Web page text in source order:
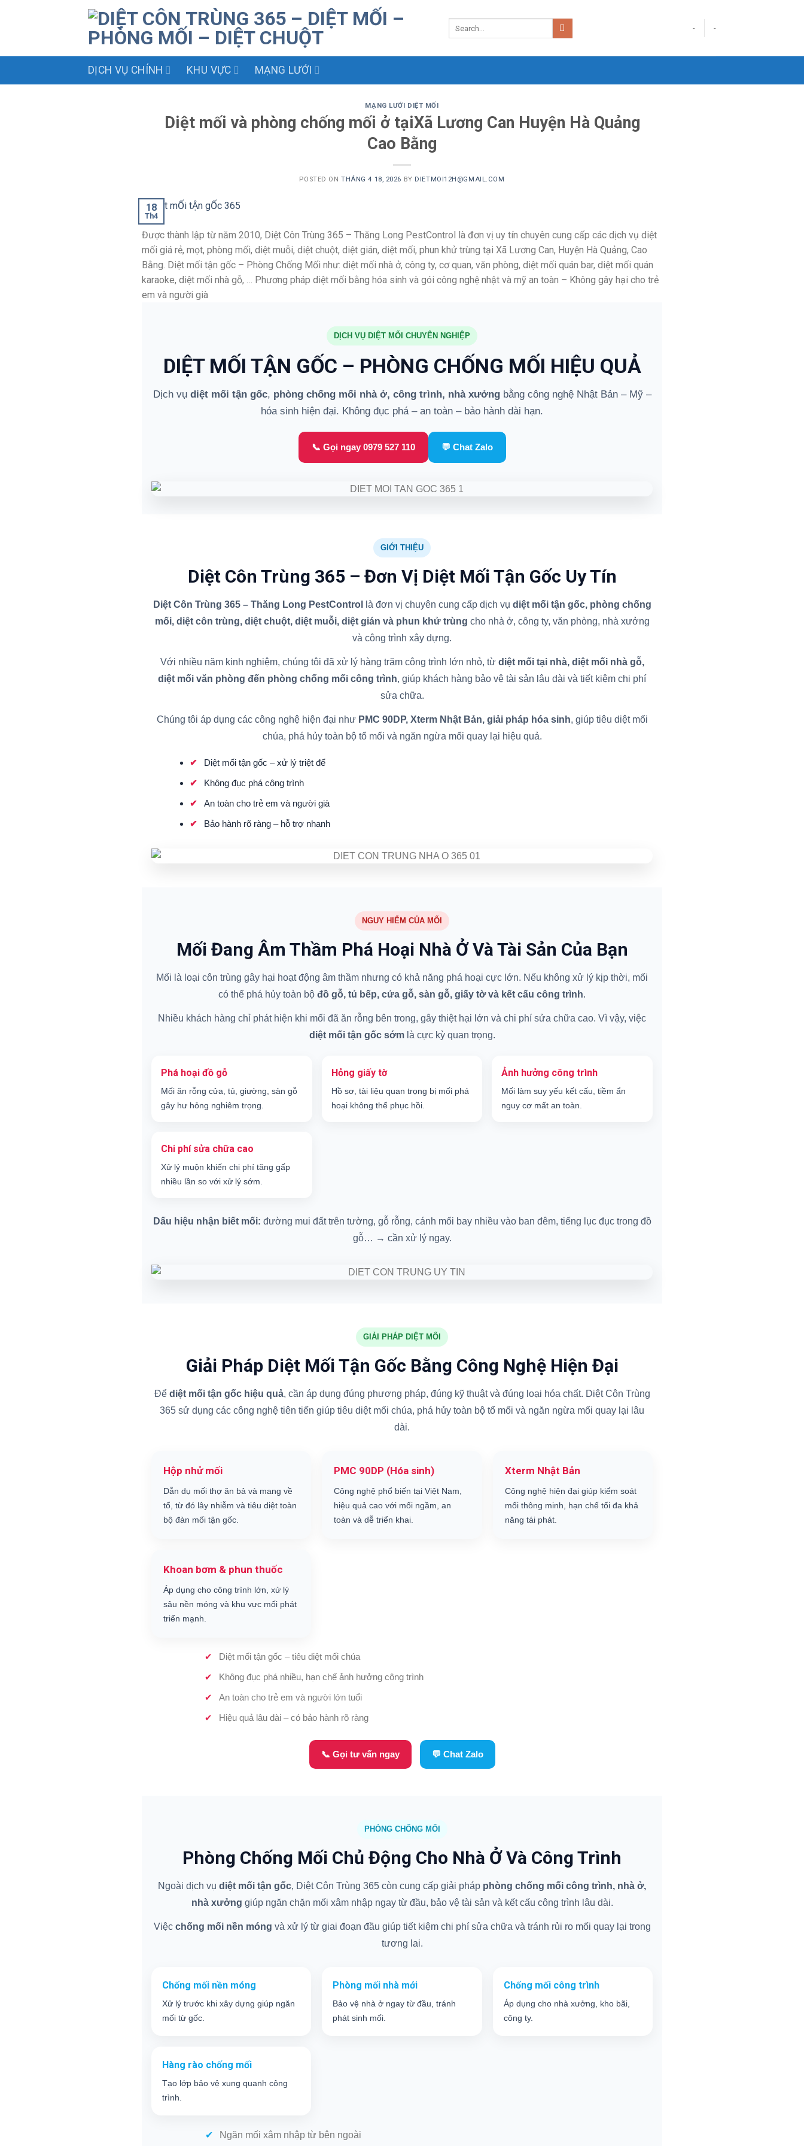
- -
DỊCH VỤ CHÍNH KHU VỰC MẠNG LƯỚI
MẠNG LƯỚI DIỆT MỐI
Diệt mối và phòng chống mối ở tạiXã Lương Can Huyện Hà Quảng
Cao Bằng
POSTED ONTHÁNG 4 18, 2026 BY DIETMOI12H@GMAIL.COM
18
Th4
Được thành lập từ năm 2010, Diệt Côn Trùng 365 – Thăng Long PestControl là đơn vị uy tín chuyên cung cấp các dịch vụ diệt
mối giá rẻ, mọt, phòng mối, diệt muỗi, diệt chuột, diệt gián, diệt mối, phun khử trùng tại Xã Lương Can, Huyện Hà Quảng, Cao
Bằng. Diệt mối tận gốc – Phòng Chống Mối như: diệt mối nhà ở, công ty, cơ quan, văn phòng, diệt mối quán bar, diệt mối quán
karaoke, diệt mối nhà gỗ, … Phương pháp diệt mối bằng hóa sinh và gói công nghệ nhật và mỹ an toàn – Không gây hại cho trẻ
em và người già
DỊCH VỤ DIỆT MỐI CHUYÊN NGHIỆP
DIỆT MỐI TẬN GỐC – PHÒNG CHỐNG MỐI HIỆU QUẢ
Dịch vụ diệt mối tận gốc, phòng chống mối nhà ở, công trình, nhà xưởngbằng công nghệ Nhật Bản – Mỹ –
hóa sinh hiện đại. Không đục phá – an toàn – bảo hành dài hạn.
📞 Gọi ngay 0979 527 110 💬 Chat Zalo
GIỚI THIỆU
Diệt Côn Trùng 365 – Đơn Vị Diệt Mối Tận Gốc Uy Tín
Diệt Côn Trùng 365 – Thăng Long PestControl là đơn vị chuyên cung cấp dịch vụ diệt mối tận gốc, phòng chống
mối, diệt côn trùng, diệt chuột, diệt muỗi, diệt gián và phun khử trùng cho nhà ở, công ty, văn phòng, nhà xưởng
và công trình xây dựng.
Với nhiều năm kinh nghiệm, chúng tôi đã xử lý hàng trăm công trình lớn nhỏ, từ diệt mối tại nhà, diệt mối nhà gỗ,
diệt mối văn phòng đến phòng chống mối công trình, giúp khách hàng bảo vệ tài sản lâu dài và tiết kiệm chi phí
sửa chữa.
Chúng tôi áp dụng các công nghệ hiện đại như PMC 90DP, Xterm Nhật Bản, giải pháp hóa sinh, giúp tiêu diệt mối
chúa, phá hủy toàn bộ tổ mối và ngăn ngừa mối quay lại hiệu quả.
Diệt mối tận gốc – xử lý triệt để
Không đục phá công trình
An toàn cho trẻ em và người già
Bảo hành rõ ràng – hỗ trợ nhanh
NGUY HIỂM CỦA MỐI
Mối Đang Âm Thầm Phá Hoại Nhà Ở Và Tài Sản Của Bạn
Mối là loại côn trùng gây hại hoạt động âm thầm nhưng có khả năng phá hoại cực lớn. Nếu không xử lý kịp thời, mối
có thể phá hủy toàn bộ đồ gỗ, tủ bếp, cửa gỗ, sàn gỗ, giấy tờ và kết cấu công trình.
Nhiều khách hàng chỉ phát hiện khi mối đã ăn rỗng bên trong, gây thiệt hại lớn và chi phí sửa chữa cao. Vì vậy, việc
diệt mối tận gốc sớmlà cực kỳ quan trọng.
Phá hoại đồ gỗ
Mối ăn rỗng cửa, tủ, giường, sàn gỗ
gây hư hỏng nghiêm trọng.
Hỏng giấy tờ
Hồ sơ, tài liệu quan trọng bị mối phá
hoại không thể phục hồi.
Ảnh hưởng công trình
Mối làm suy yếu kết cấu, tiềm ẩn
nguy cơ mất an toàn.
Chi phí sửa chữa cao
Xử lý muộn khiến chi phí tăng gấp
nhiều lần so với xử lý sớm.
Dấu hiệu nhận biết mối: đường mui đất trên tường, gỗ rỗng, cánh mối bay nhiều vào ban đêm, tiếng lục đục trong đồ
gỗ… → cần xử lý ngay.
GIẢI PHÁP DIỆT MỐI
Giải Pháp Diệt Mối Tận Gốc Bằng Công Nghệ Hiện Đại
Để diệt mối tận gốc hiệu quả, cần áp dụng đúng phương pháp, đúng kỹ thuật và đúng loại hóa chất. Diệt Côn Trùng
365 sử dụng các công nghệ tiên tiến giúp tiêu diệt mối chúa, phá hủy toàn bộ tổ mối và ngăn ngừa mối quay lại lâu
dài.
Hộp nhử mối
Dẫn dụ mối thợ ăn bả và mang về
tổ, từ đó lây nhiễm và tiêu diệt toàn
bộ đàn mối tận gốc.
PMC 90DP (Hóa sinh)
Công nghệ phổ biến tại Việt Nam,
hiệu quả cao với mối ngầm, an
toàn và dễ triển khai.
Xterm Nhật Bản
Công nghệ hiện đại giúp kiểm soát
mối thông minh, hạn chế tối đa khả
năng tái phát.
Khoan bơm & phun thuốc
Áp dụng cho công trình lớn, xử lý
sâu nền móng và khu vực mối phát
triển mạnh.
Diệt mối tận gốc – tiêu diệt mối chúa
Không đục phá nhiều, hạn chế ảnh hưởng công trình
An toàn cho trẻ em và người lớn tuổi
Hiệu quả lâu dài – có bảo hành rõ ràng
📞 Gọi tư vấn ngay 💬 Chat Zalo
PHÒNG CHỐNG MỐI
Phòng Chống Mối Chủ Động Cho Nhà Ở Và Công Trình
Ngoài dịch vụ diệt mối tận gốc, Diệt Côn Trùng 365 còn cung cấp giải pháp phòng chống mối công trình, nhà ở,
nhà xưởng giúp ngăn chặn mối xâm nhập ngay từ đầu, bảo vệ tài sản và kết cấu công trình lâu dài.
Việc chống mối nền móng và xử lý từ giai đoạn đầu giúp tiết kiệm chi phí sửa chữa và tránh rủi ro mối quay lại trong
tương lai.
Chống mối nền móng
Xử lý trước khi xây dựng giúp ngăn
mối từ gốc.
Phòng mối nhà mới
Bảo vệ nhà ở ngay từ đầu, tránh
phát sinh mối.
Chống mối công trình
Áp dụng cho nhà xưởng, kho bãi,
công ty.
Hàng rào chống mối
Tạo lớp bảo vệ xung quanh công
trình.
Ngăn mối xâm nhập từ bên ngoài